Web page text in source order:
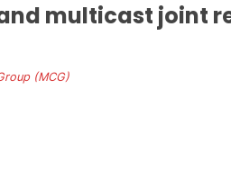
multicast joint
(MCG)